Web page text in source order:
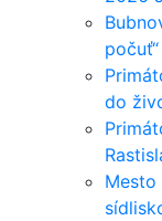
počuť“
do